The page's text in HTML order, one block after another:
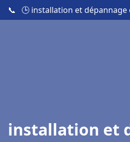
📞 🕒 installation et
installation et